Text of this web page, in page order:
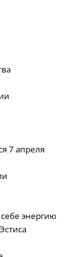
7 апреля
энергию